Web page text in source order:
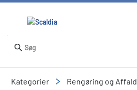
Kategorier Rengøring og Affald